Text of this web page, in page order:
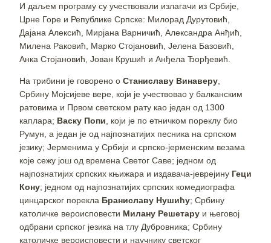
И даљем програму су учествовали излагачи из Србије,
Црне Горе и Републике Српске: Милорад Дурутовић,
Дајана Алексић, Мирјана Варничић, Александра Анђић,
Милена Раковић, Марко Стојановић, Јелена Базовић,
Анка Стојановић, Јован Крушић и Анђела Ђорђевић.
На трибини је говорено о Станиславу Винаверу
Србину Мојсијеве вере, који је учествовао у балканским
ратовима и Првом светском рату као један од 1300
каплара; Васку Попи , који је по етничком пореклу био
Румун, а један је од најпознатијих песника на српском
језику; Јерменима у Србији и српско-јерменским везама
које сежу још од времена Светог Саве; једном од
најпознатијих српских књижара и издавача-јеврејину Геци
Кону; једном од најпознатијих српских комедиографа
цинцарског порекла Браниславу Нушићу; Србину
католичке вероисповести Милану Решетару и његовој
одбрани српског језика на тлу Дубровника; Србину
католичке вероисповести и научнику светског